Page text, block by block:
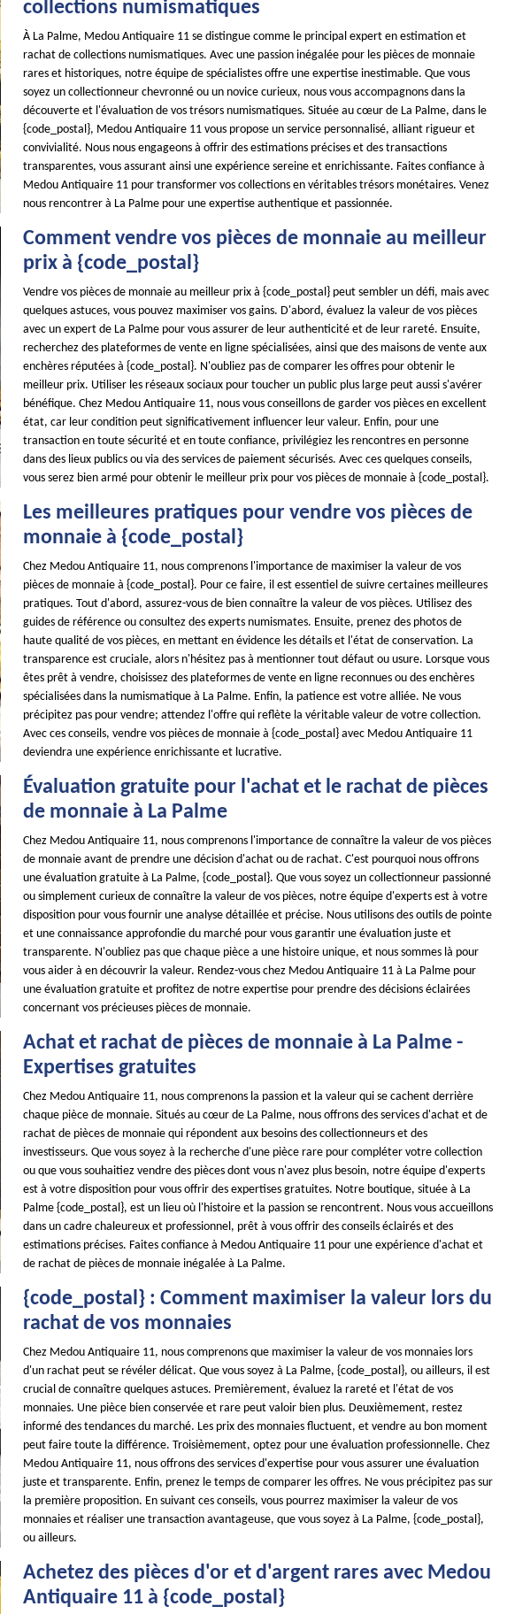
collections numismatiques
À La Palme, Medou Antiquaire 11 se distingue comme le principal expert en estimation et
rachat de collections numismatiques. Avec une passion inégalée pour les pièces de monnaie
rares et historiques, notre équipe de spécialistes offre une expertise inestimable. Que vous
soyez un collectionneur chevronné ou un novice curieux, nous vous accompagnons dans la
découverte et l'évaluation de vos trésors numismatiques. Située au cœur de La Palme, dans le
{code_postal}, Medou Antiquaire 11 vous propose un service personnalisé, alliant rigueur et
convivialité. Nous nous engageons à offrir des estimations précises et des transactions
transparentes, vous assurant ainsi une expérience sereine et enrichissante. Faites confiance à
Medou Antiquaire 11 pour transformer vos collections en véritables trésors monétaires. Venez
nous rencontrer à La Palme pour une expertise authentique et passionnée.
Comment vendre vos pièces de monnaie au meilleur
prix à {code_postal}
Vendre vos pièces de monnaie au meilleur prix à {code_postal} peut sembler un défi, mais avec
quelques astuces, vous pouvez maximiser vos gains. D'abord, évaluez la valeur de vos pièces
avec un expert de La Palme pour vous assurer de leur authenticité et de leur rareté. Ensuite,
recherchez des plateformes de vente en ligne spécialisées, ainsi que des maisons de vente aux
enchères réputées à {code_postal}. N'oubliez pas de comparer les offres pour obtenir le
meilleur prix. Utiliser les réseaux sociaux pour toucher un public plus large peut aussi s'avérer
bénéfique. Chez Medou Antiquaire 11, nous vous conseillons de garder vos pièces en excellent
état, car leur condition peut significativement influencer leur valeur. Enfin, pour une
transaction en toute sécurité et en toute confiance, privilégiez les rencontres en personne
dans des lieux publics ou via des services de paiement sécurisés. Avec ces quelques conseils,
vous serez bien armé pour obtenir le meilleur prix pour vos pièces de monnaie à {code_postal}.
Les meilleures pratiques pour vendre vos pièces de
monnaie à {code_postal}
Chez Medou Antiquaire 11, nous comprenons l'importance de maximiser la valeur de vos
pièces de monnaie à {code_postal}. Pour ce faire, il est essentiel de suivre certaines meilleures
pratiques. Tout d'abord, assurez-vous de bien connaître la valeur de vos pièces. Utilisez des
guides de référence ou consultez des experts numismates. Ensuite, prenez des photos de
haute qualité de vos pièces, en mettant en évidence les détails et l'état de conservation. La
transparence est cruciale, alors n'hésitez pas à mentionner tout défaut ou usure. Lorsque vous
êtes prêt à vendre, choisissez des plateformes de vente en ligne reconnues ou des enchères
spécialisées dans la numismatique à La Palme. Enfin, la patience est votre alliée. Ne vous
précipitez pas pour vendre; attendez l'offre qui reflète la véritable valeur de votre collection.
Avec ces conseils, vendre vos pièces de monnaie à {code_postal} avec Medou Antiquaire 11
deviendra une expérience enrichissante et lucrative.
Évaluation gratuite pour l'achat et le rachat de pièces
de monnaie à La Palme
Chez Medou Antiquaire 11, nous comprenons l'importance de connaître la valeur de vos pièces
de monnaie avant de prendre une décision d'achat ou de rachat. C'est pourquoi nous offrons
une évaluation gratuite à La Palme, {code_postal}. Que vous soyez un collectionneur passionné
ou simplement curieux de connaître la valeur de vos pièces, notre équipe d'experts est à votre
disposition pour vous fournir une analyse détaillée et précise. Nous utilisons des outils de pointe
et une connaissance approfondie du marché pour vous garantir une évaluation juste et
transparente. N'oubliez pas que chaque pièce a une histoire unique, et nous sommes là pour
vous aider à en découvrir la valeur. Rendez-vous chez Medou Antiquaire 11 à La Palme pour
une évaluation gratuite et profitez de notre expertise pour prendre des décisions éclairées
concernant vos précieuses pièces de monnaie.
Achat et rachat de pièces de monnaie à La Palme -
Expertises gratuites
Chez Medou Antiquaire 11, nous comprenons la passion et la valeur qui se cachent derrière
chaque pièce de monnaie. Situés au cœur de La Palme, nous offrons des services d'achat et de
rachat de pièces de monnaie qui répondent aux besoins des collectionneurs et des
investisseurs. Que vous soyez à la recherche d'une pièce rare pour compléter votre collection
ou que vous souhaitiez vendre des pièces dont vous n'avez plus besoin, notre équipe d'experts
est à votre disposition pour vous offrir des expertises gratuites. Notre boutique, située à La
Palme {code_postal}, est un lieu où l'histoire et la passion se rencontrent. Nous vous accueillons
dans un cadre chaleureux et professionnel, prêt à vous offrir des conseils éclairés et des
estimations précises. Faites confiance à Medou Antiquaire 11 pour une expérience d'achat et
de rachat de pièces de monnaie inégalée à La Palme.
{code_postal} : Comment maximiser la valeur lors du
rachat de vos monnaies
Chez Medou Antiquaire 11, nous comprenons que maximiser la valeur de vos monnaies lors
d'un rachat peut se révéler délicat. Que vous soyez à La Palme, {code_postal}, ou ailleurs, il est
crucial de connaître quelques astuces. Premièrement, évaluez la rareté et l'état de vos
monnaies. Une pièce bien conservée et rare peut valoir bien plus. Deuxièmement, restez
informé des tendances du marché. Les prix des monnaies fluctuent, et vendre au bon moment
peut faire toute la différence. Troisièmement, optez pour une évaluation professionnelle. Chez
Medou Antiquaire 11, nous offrons des services d'expertise pour vous assurer une évaluation
juste et transparente. Enfin, prenez le temps de comparer les offres. Ne vous précipitez pas sur
la première proposition. En suivant ces conseils, vous pourrez maximiser la valeur de vos
monnaies et réaliser une transaction avantageuse, que vous soyez à La Palme, {code_postal},
ou ailleurs.
Achetez des pièces d'or et d'argent rares avec Medou
Antiquaire 11 à {code_postal}